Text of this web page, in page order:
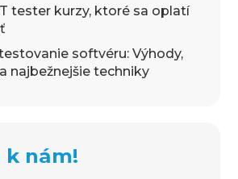
tester kurzy, ktoré sa oplatí
softvéru: Výhody,
najbežnejšie techniky
k nám!